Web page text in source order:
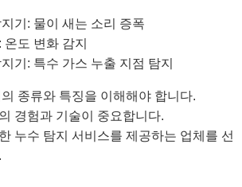
기: 물이 새는 소리 증폭
도 변화 감지
기: 특수 가스 누출 지점 탐지
종류와 특징을 이해해야 합니다.
경험과 기술이 중요합니다.
누수 탐지 서비스를 제공하는 업체를 선